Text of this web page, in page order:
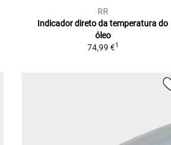
RR
Indicador direto da temperatura do
óleo
74,99 €1